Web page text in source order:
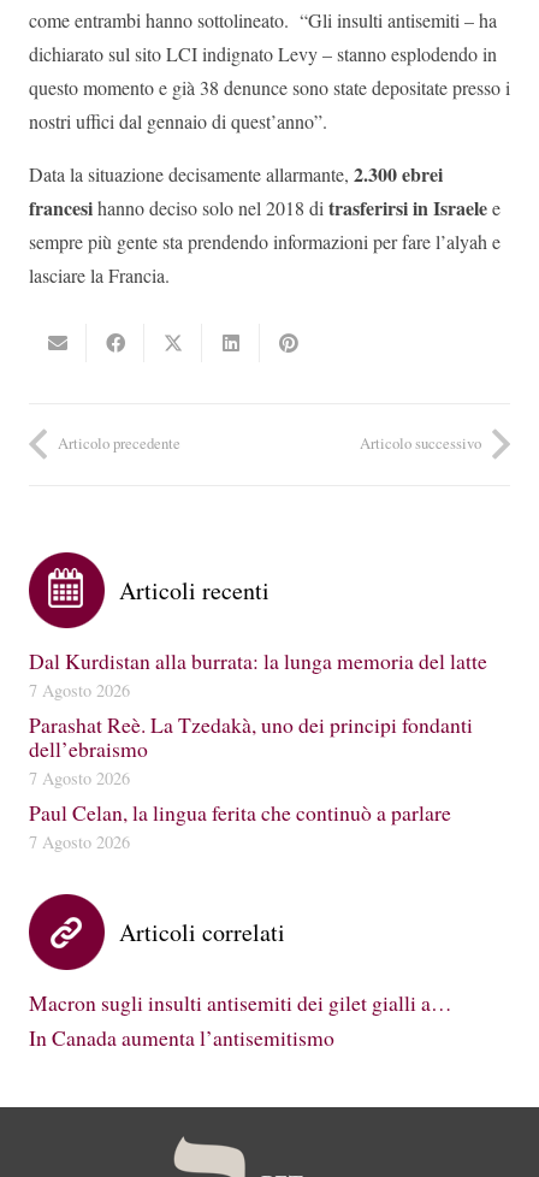
come entrambi hanno sottolineato. “Gli insulti antisemiti – ha
dichiarato sul sito LCI indignato Levy – stanno esplodendo in
questo momento e già 38 denunce sono state depositate presso i
nostri uffici dal gennaio di quest’anno”.
Data la situazione decisamente allarmante, 2.300 ebrei
francesihanno deciso solo nel 2018 ditrasferirsi in Israelee
sempre più gente sta prendendo informazioni per fare l’alyah e
lasciare la Francia.
Articolo precedente Articolo successivo
Articoli recenti
Dal Kurdistan alla burrata: la lunga memoria del latte
7 Agosto 2026
Parashat Reè. La Tzedakà, uno dei principi fondanti
dell’ebraismo
7 Agosto 2026
Paul Celan, la lingua ferita che continuò a parlare
7 Agosto 2026
Articoli correlati
Macron sugli insulti antisemiti dei gilet gialli a…
In Canada aumenta l’antisemitismo